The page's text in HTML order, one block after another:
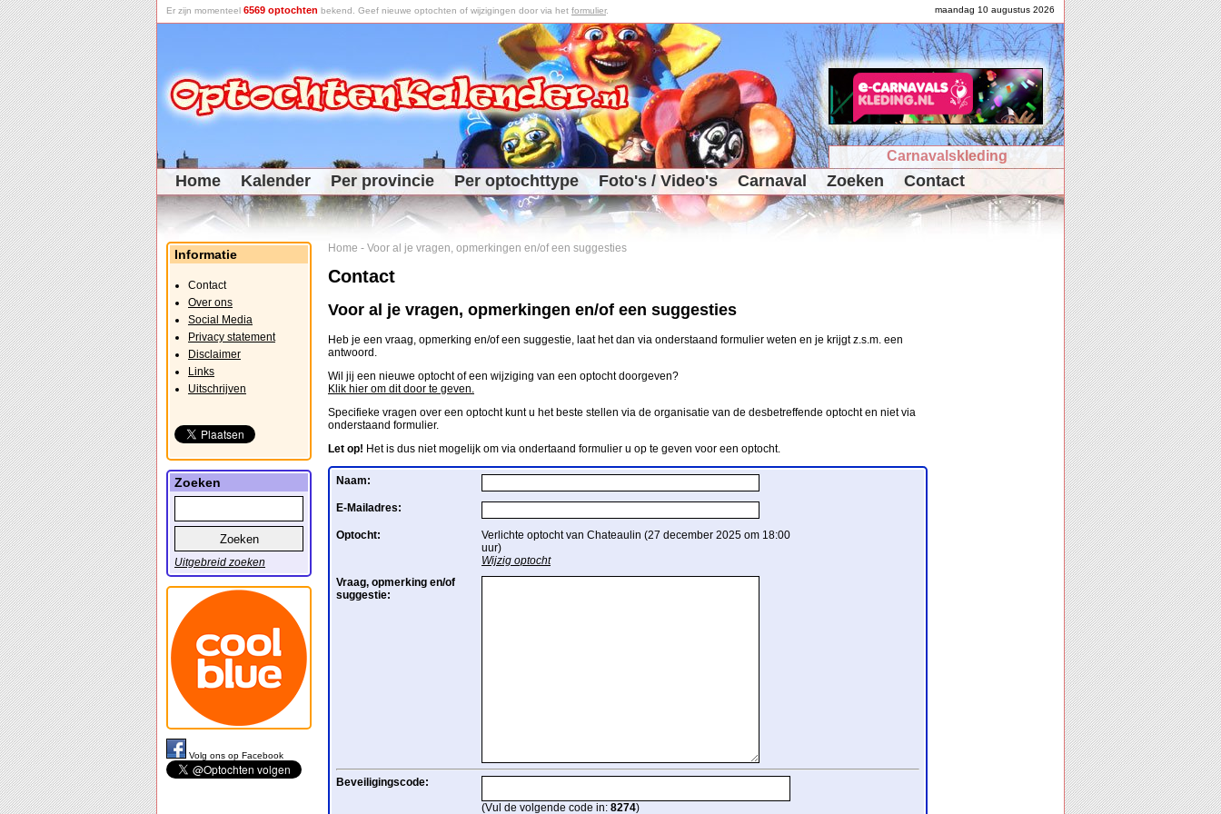
maandag 10 augustus 2026
Er zijn momenteel 6569 optochten bekend. Geef nieuwe optochten of wijzigingen door via het formulier.
Carnavalskleding
Home Kalender Per provincie Per optochttype Foto's / Video's Carnaval Zoeken Contact
Home - Voor al je vragen, opmerkingen en/of een suggesties
Contact
Voor al je vragen, opmerkingen en/of een suggesties
Heb je een vraag, opmerking en/of een suggestie, laat het dan via onderstaand formulier weten en je krijgt z.s.m. een
antwoord.
Wil jij een nieuwe optocht of een wijziging van een optocht doorgeven?
Klik hier om dit door te geven.
Specifieke vragen over een optocht kunt u het beste stellen via de organisatie van de desbetreffende optocht en niet via
onderstaand formulier.
Let op! Het is dus niet mogelijk om via ondertaand formulier u op te geven voor een optocht.
Naam:
E-Mailadres:
Optocht:
Verlichte optocht van Chateaulin (27 december 2025 om 18:00
uur)
Wijzig optocht
Vraag, opmerking en/of
suggestie:
Beveiligingscode:
(Vul de volgende code in: 8274)
Informatie
Contact
Over ons
Social Media
Privacy statement
Disclaimer
Links
Uitschrijven
Zoeken
Uitgebreid zoeken
Volg ons op Facebook